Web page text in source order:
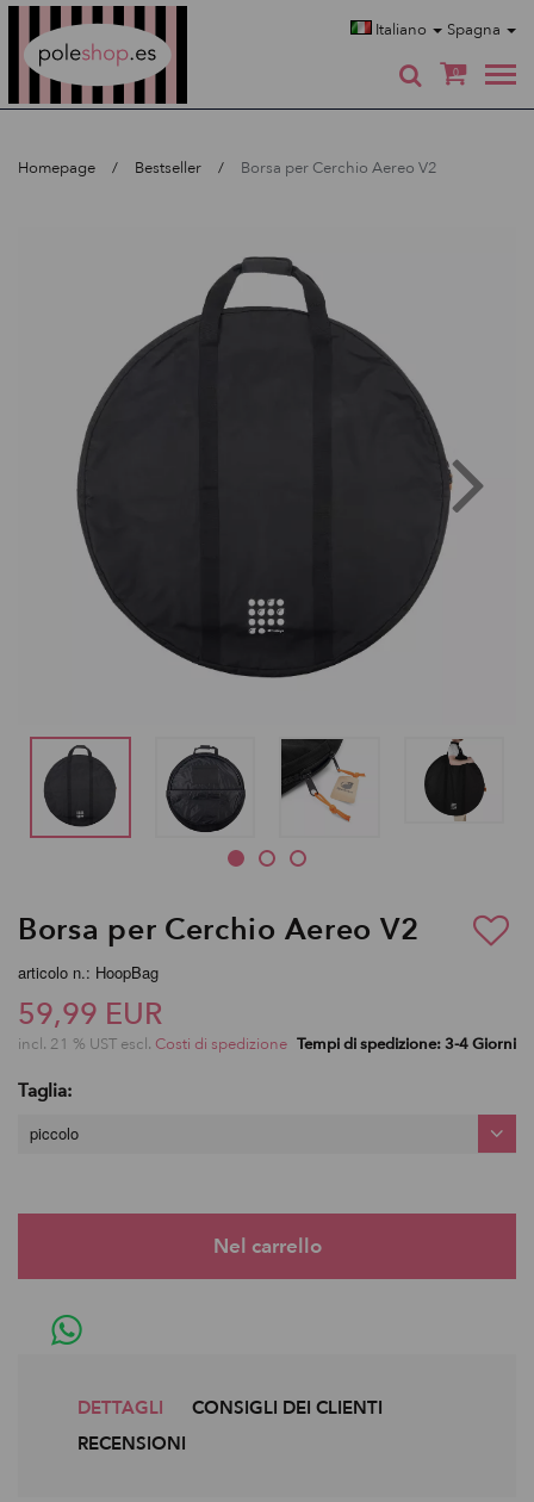
Italiano Spagna
0
Homepage Bestseller Borsa per Cerchio Aereo V2
Borsa per Cerchio Aereo V2
articolo n.: HoopBag
59,99 EUR
incl. 21 % UST escl. Costi di spedizione Tempi di spedizione: 3-4 Giorni
Taglia:
piccolo
DETTAGLI
CONSIGLI DEI CLIENTI
RECENSIONI